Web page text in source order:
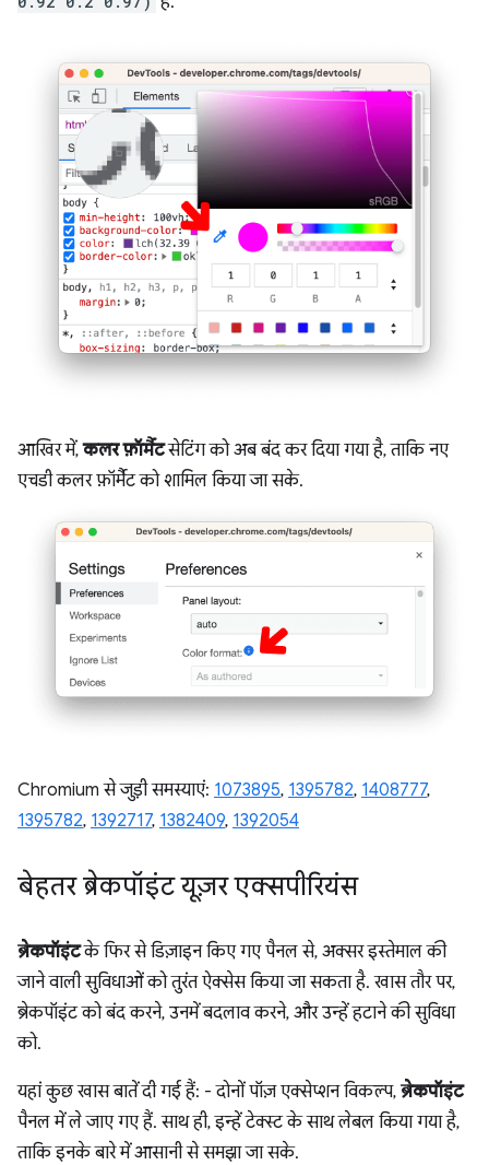
आखिर में,कलर फ़ॉर्मैटसेटिंग को अब बंद कर दिया गया है, ताकि नए
एचडी कलर फ़ॉर्मैट को शामिल किया जा सके.
Chromium से जुड़ी समस्याएं: 1073895, 1395782, 1408777,
1395782, 1392717, 1382409, 1392054
बेहतर ब्रेकपॉइंट यूज़र एक्सपीरियंस
ब्रेकपॉइंटके फिर से डिज़ाइन किए गए पैनल से, अक्सर इस्तेमाल की
जाने वाली सुविधाओं को तुरंत ऐक्सेस किया जा सकता है. खास तौर पर,
ब्रेकपॉइंट को बंद करने, उनमें बदलाव करने, और उन्हें हटाने की सुविधा
को.
यहां कुछ खास बातें दी गई हैं: - दोनों पॉज़ एक्सेप्शन विकल्प, ब्रेकपॉइंट
पैनल में ले जाए गए हैं. साथ ही, इन्हें टेक्स्ट के साथ लेबल किया गया है,
ताकि इनके बारे में आसानी से समझा जा सके.